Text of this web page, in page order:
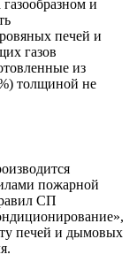
и
печей и
газов
из
толщиной не
пожарной
СП
печей и дымовых